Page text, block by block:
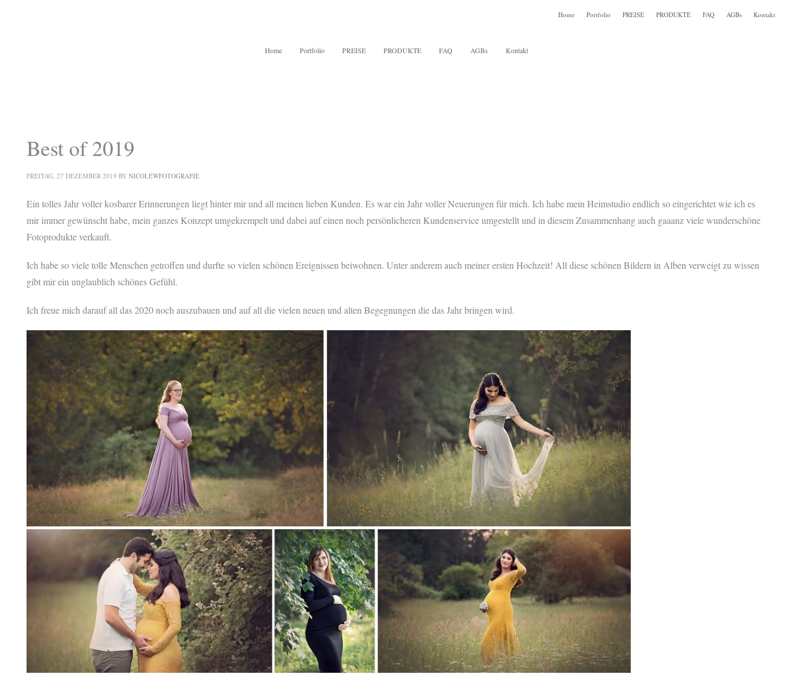
Home Portfolio PREISE PRODUKTE FAQ AGBs Kontakt
Home Portfolio PREISE PRODUKTE FAQ AGBs Kontakt
Best of 2019
FREITAG, 27 DEZEMBER 2019 BY NICOLEWFOTOGRAFIE
Ein tolles Jahr voller kosbarer Erinnerungen liegt hinter mir und all meinen lieben Kunden. Es war ein Jahr voller Neuerungen für mich. Ich habe mein Heimstudio endlich so eingerichtet wie ich es
mir immer gewünscht habe, mein ganzes Konzept umgekrempelt und dabei auf einen noch persönlicheren Kundenservice umgestellt und in diesem Zusammenhang auch gaaanz viele wunderschöne
Fotoprodukte verkauft.
Ich habe so viele tolle Menschen getroffen und durfte so vielen schönen Ereignissen beiwohnen. Unter anderem auch meiner ersten Hochzeit! All diese schönen Bildern in Alben verweigt zu wissen
gibt mir ein unglaublich schönes Gefühl.
Ich freue mich darauf all das 2020 noch auszubauen und auf all die vielen neuen und alten Begegnungen die das Jahr bringen wird.